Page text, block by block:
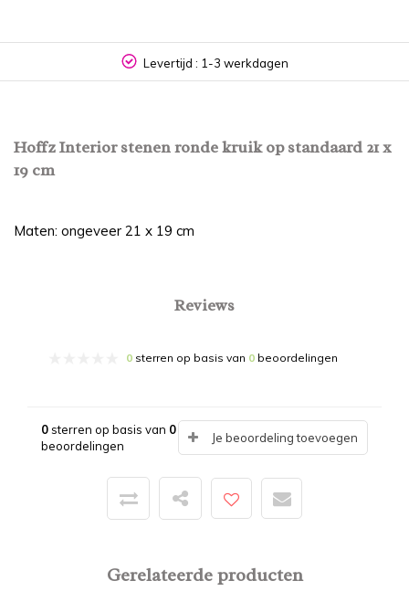
Levertijd : 1-3 werkdagen
Hoffz Interior stenen ronde kruik op standaard 21 x
19 cm
Maten: ongeveer 21 x 19 cm
Reviews
0 sterren op basis van 0 beoordelingen
0sterren op basis van 0
beoordelingen
Je beoordeling toevoegen
Gerelateerde producten